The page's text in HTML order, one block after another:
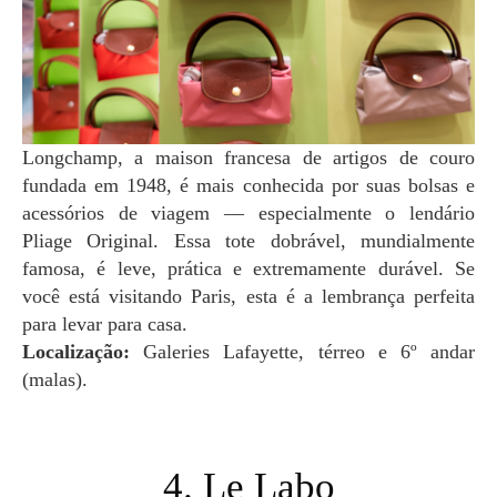
Longchamp, a maison francesa de artigos de couro
fundada em 1948, é mais conhecida por suas bolsas e
acessórios de viagem — especialmente o lendário
Pliage Original. Essa tote dobrável, mundialmente
famosa, é leve, prática e extremamente durável. Se
você está visitando Paris, esta é a lembrança perfeita
para levar para casa.
Localização: Galeries Lafayette, térreo e 6º andar
(malas).
4. Le Labo